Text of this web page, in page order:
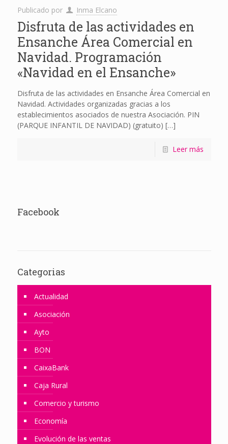
Publicado por Inma Elcano
Disfruta de las actividades en
Ensanche Área Comercial en
Navidad. Programación
«Navidad en el Ensanche»
Disfruta de las actividades en Ensanche Área Comercial en
Navidad. Actividades organizadas gracias a los
establecimientos asociados de nuestra Asociación. PIN
(PARQUE INFANTIL DE NAVIDAD) (gratuito) […]
Leer más
Facebook
Categorias
Actualidad
Asociación
Ayto
BON
CaixaBank
Caja Rural
Comercio y turismo
Economía
Evolución de las ventas